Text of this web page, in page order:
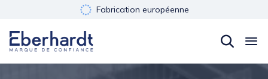
Fabrication européenne